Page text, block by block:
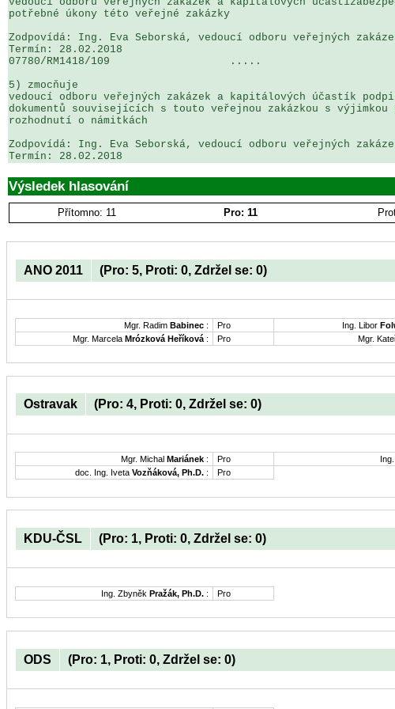
potřebné úkony této veřejné zakázky
Zodpovídá: Ing. Eva Seborská, vedoucí odboru veřejných
Termín: 28.02.2018
07780/RM1418/109                   .....
5) zmocňuje
vedoucí odboru veřejných zakázek a kapitálových účastík
dokumentů souvisejících s touto veřejnou zakázkou s výjimkou
rozhodnutí o námitkách
Zodpovídá: Ing. Eva Seborská, vedoucí odboru veřejných
Výsledek hlasování
Přítomno: 11 Pro: 11
ANO 2011 (Pro: 5, Proti: 0, Zdržel se: 0)
Mgr. Radim Babinec : Pro Ing. Libor
Mgr. Marcela Mrózková Heříková : Pro Mgr.
Ostravak (Pro: 4, Proti: 0, Zdržel se: 0)
Mgr. Michal Mariánek : Pro
doc. Ing. Iveta Vozňáková, Ph.D. : Pro
KDU-ČSL (Pro: 1, Proti: 0, Zdržel se: 0)
Ing. Zbyněk Pražák, Ph.D. : Pro
ODS (Pro: 1, Proti: 0, Zdržel se: 0)